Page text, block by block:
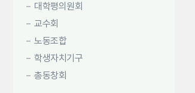
대학평의원회
교수회
노동조합
학생자치기구
총동창회